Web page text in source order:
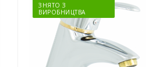
ЗНЯТО З
ВИРОБНИЦТВА